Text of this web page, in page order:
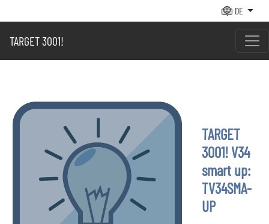
DE
TARGET 3001!
TARGET
3001! V34
smart up:
TV34SMA-
UP